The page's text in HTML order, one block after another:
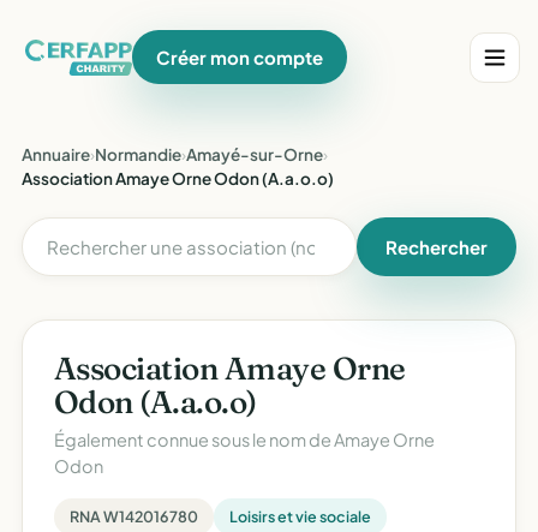
Créer mon compte
Annuaire›Normandie›Amayé-sur-Orne›
Association Amaye Orne Odon (A.a.o.o)
Rechercher
Association Amaye Orne
Odon (A.a.o.o)
Également connue sous le nom deAmaye Orne
Odon
RNA W142016780
Loisirs et vie sociale